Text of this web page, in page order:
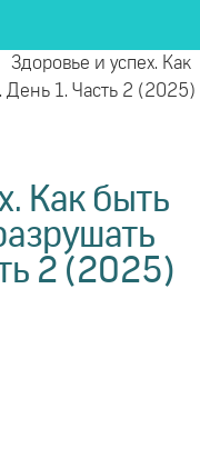
Здоровье и успех. Как
День 1. Часть 2 (2025)
Как быть
2 (2025)